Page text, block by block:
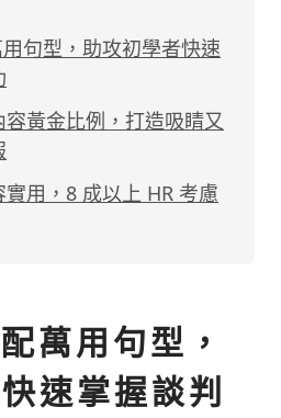
句型，助攻初學者快速
容黃金比例，打造吸睛又
用，8 成以上 HR 考慮
萬用句型，
速掌握談判